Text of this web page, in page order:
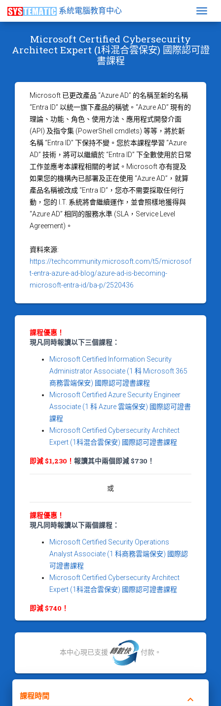
系統電腦教育中心
Microsoft Certified Cybersecurity
Architect Expert (1科混合雲保安) 國際認可證
書課程
Microsoft 已更改產品 “Azure AD” 的名稱至新的名稱
“Entra ID” 以統一旗下產品的稱號。“Azure AD” 現有的
理論、功能、角色、使用方法、應用程式開發介面
(API) 及指令集 (PowerShell cmdlets) 等等，將於新
名稱 “Entra ID” 下保持不變。您於本課程學習 “Azure
AD” 技術，將可以繼續於 “Entra ID” 下全數使用於日常
工作並應考本課程相關的考試。Microsoft 亦有提及
如果您的機構內已部署及正在使用 “Azure AD”，就算
產品名稱被改成 “Entra ID”，您亦不需要採取任何行
動，您的 I.T. 系統將會繼續運作，並會照樣地獲得與
“Azure AD” 相同的服務水準 (SLA，Service Level
Agreement)。
資料來源:
https://techcommunity.microsoft.com/t5/microsof
t-entra-azure-ad-blog/azure-ad-is-becoming-
microsoft-entra-id/ba-p/2520436
課程優惠！
現凡同時報讀以下三個課程：
Microsoft Certified Information Security
Administrator Associate (1 科 Microsoft 365
商務雲端保安) 國際認可證書課程
Microsoft Certified Azure Security Engineer
Associate (1 科 Azure 雲端保安) 國際認可證書
課程
Microsoft Certified Cybersecurity Architect
Expert (1科混合雲保安) 國際認可證書課程
即減 $1,230！ 報讀其中兩個即減 $730！
或
課程優惠！
現凡同時報讀以下兩個課程：
Microsoft Certified Security Operations
Analyst Associate (1 科商務雲端保安) 國際認
可證書課程
Microsoft Certified Cybersecurity Architect
Expert (1科混合雲保安) 國際認可證書課程
即減 $740！
本中心現已支援 付款。
課程時間 keyboard_arrow_down